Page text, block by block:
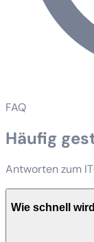
FAQ
Häufig
Antworten zum
Wie schnell